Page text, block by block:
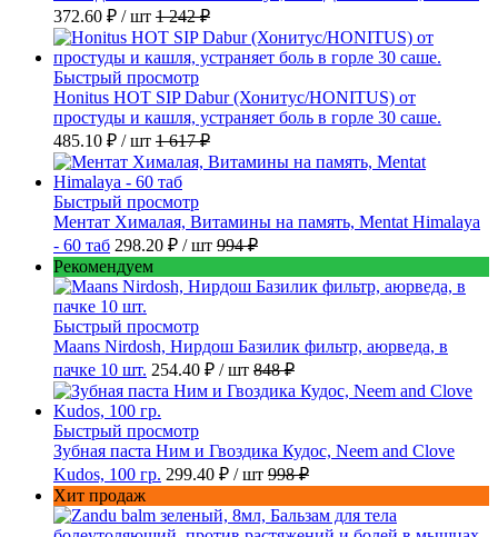
372.60 ₽ / шт 1 242 ₽
Быстрый просмотр
Honitus HOT SIP Dabur (Хонитус/HONITUS) от
простуды и кашля, устраняет боль в горле 30 саше.
485.10 ₽ / шт 1 617 ₽
Быстрый просмотр
Ментат Хималая, Витамины на память, Mentat Himalaya
- 60 таб 298.20 ₽ / шт 994 ₽
Рекомендуем
Быстрый просмотр
Maans Nirdosh, Нирдош Базилик фильтр, аюрведа, в
пачке 10 шт. 254.40 ₽ / шт 848 ₽
Быстрый просмотр
Зубная паста Ним и Гвоздика Кудос, Neem and Clove
Kudos, 100 гр. 299.40 ₽ / шт 998 ₽
Хит продаж